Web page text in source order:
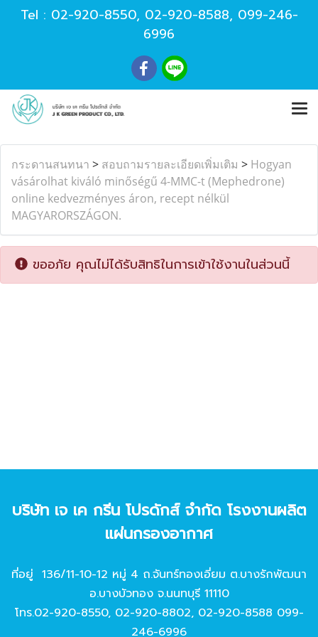
Tel : 02-920-8550, 02-920-8588, 099-246-
6996
กระดานสนทนา > สอบถามรายละเอียดเพิ่มเติม > Hogyan
vásárolhat kiváló minőségű 4-MMC-t (Mephedrone)
online kedvezményes áron, recept nélkül
MAGYARORSZÁGON.
ขออภัย คุณไม่ได้รับสิทธิในการเข้าใช้งานในส่วนนี้
บริษัท เจ เค กรีน โปรดักส์ จํากัด โรงงานผลิต
แผ่นกรองอากาศ
ที่อยู่ 136/11-10-12 หมู่ 4 ถ.จันทร์ทองเอี่ยม ต.บางรักพัฒนา
อ.บางบัวทอง จ.นนทบุรี 11110
โทร.02-920-8550, 02-920-8802, 02-920-8588 099-
246-6996